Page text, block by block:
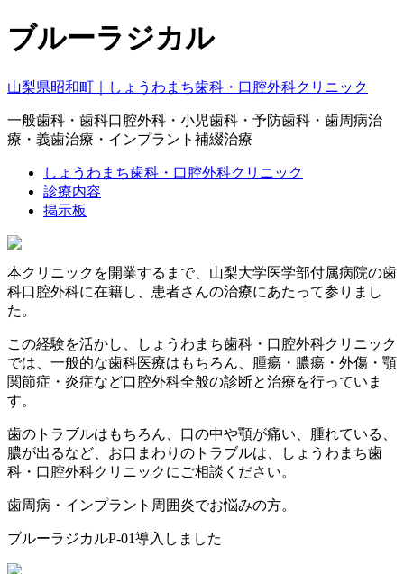
ブルーラジカル
山梨県昭和町｜しょうわまち歯科・口腔外科クリニック
一般歯科・歯科口腔外科・小児歯科・予防歯科・歯周病治
療・義歯治療・インプラント補綴治療
しょうわまち歯科・口腔外科クリニック
診療内容
掲示板
本クリニックを開業するまで、山梨大学医学部付属病院の歯
科口腔外科に在籍し、患者さんの治療にあたって参りまし
た。
この経験を活かし、しょうわまち歯科・口腔外科クリニック
では、一般的な歯科医療はもちろん、腫瘍・膿瘍・外傷・顎
関節症・炎症など口腔外科全般の診断と治療を行っていま
す。
歯のトラブルはもちろん、口の中や顎が痛い、腫れている、
膿が出るなど、お口まわりのトラブルは、しょうわまち歯
科・口腔外科クリニックにご相談ください。
歯周病・インプラント周囲炎でお悩みの方。
ブルーラジカルP-01導入しました